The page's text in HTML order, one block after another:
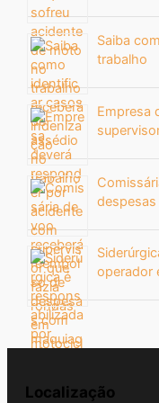
Saiba
trabalho
Empresa
operador
Localização